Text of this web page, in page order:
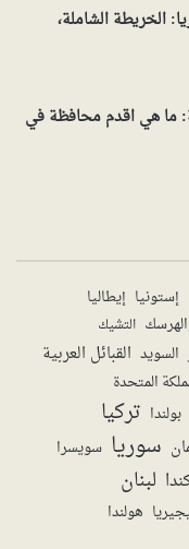
الخريطة الشاملة،
ما هي اقدم محافظة في
إستونيا إيطاليا
التشيك
السويد القبائل العربية
المتحدة
بولندا تركيا
سوريا سويسرا
لبنان
هولندا